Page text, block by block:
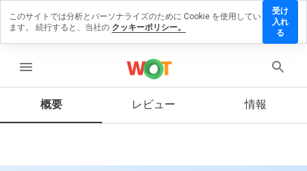
menu
概要 レビュー 情報
ビュー
す
この
イト
このサイトでは分析とパーソナライズのために Cookie を使用してい
ます。 続行すると、当社の クッキーポリシー。
受け
入れ
る